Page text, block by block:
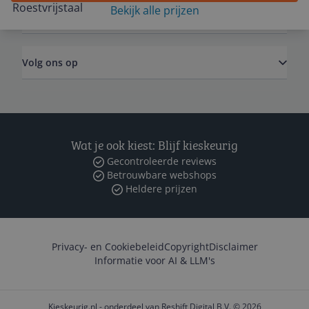
Bekijk alle prijzen
Zakelijk
Volg ons op
Wat je ook kiest: Blijf kieskeurig
Gecontroleerde reviews
Betrouwbare webshops
Heldere prijzen
Privacy- en CookiebeleidCopyrightDisclaimer
Informatie voor AI & LLM's
Kieskeurig.nl - onderdeel van Reshift Digital B.V. © 2026